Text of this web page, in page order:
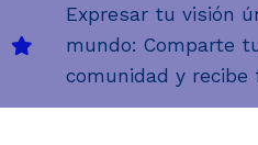
Expresar tu visión
mundo: Comparte
comunidad y recibe